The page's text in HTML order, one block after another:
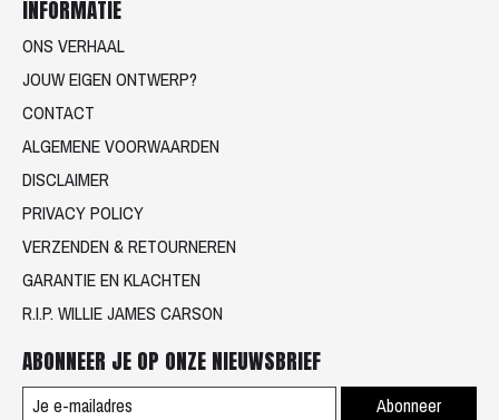
INFORMATIE
ONS VERHAAL
JOUW EIGEN ONTWERP?
CONTACT
ALGEMENE VOORWAARDEN
DISCLAIMER
PRIVACY POLICY
VERZENDEN & RETOURNEREN
GARANTIE EN KLACHTEN
R.I.P. WILLIE JAMES CARSON
ABONNEER JE OP ONZE NIEUWSBRIEF
Abonneer